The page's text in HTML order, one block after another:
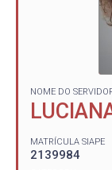
NOME DO
MATRÍCULA SIAPE
2139984